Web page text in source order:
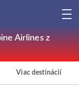
Airlines z
Viac destinácií